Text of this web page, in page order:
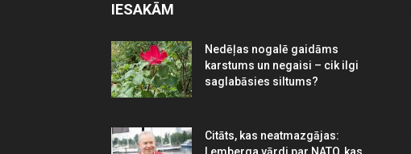
IESAKĀM
Nedēļas nogalē gaidāms
karstums un negaisi – cik ilgi
saglabāsies siltums?
Citāts, kas neatmazgājas: